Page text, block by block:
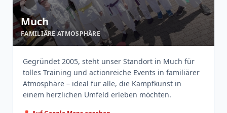
Much
FAMILIÄRE ATMOSPHÄRE
Gegründet 2005, steht unser Standort in Much für
tolles Training und actionreiche Events in familiärer
Atmosphäre – ideal für alle, die Kampfkunst in
einem herzlichen Umfeld erleben möchten.